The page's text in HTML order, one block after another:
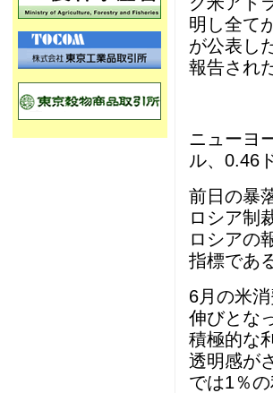
明し全て
が公表し
報告され
ニューヨ
ル、0.46
前日の暴
ロシア制
ロシアの
指標であ
6月の米
伸びとな
積極的な
透明感が
では1％